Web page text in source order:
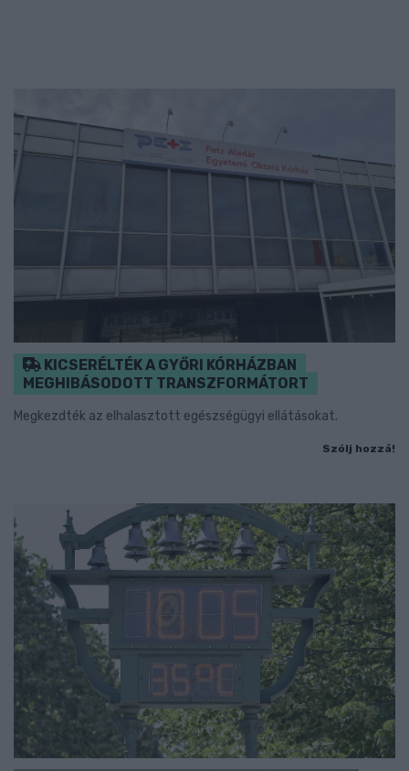
KICSERÉLTÉK A GYŐRI KÓRHÁZBAN
MEGHIBÁSODOTT TRANSZFORMÁTORT
Megkezdték az elhalasztott egészségügyi ellátásokat.
Szólj hozzá!